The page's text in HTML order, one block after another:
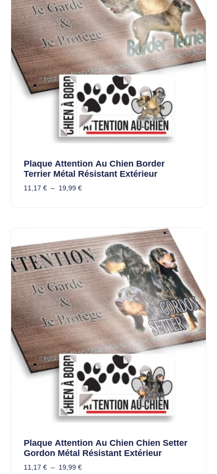
Plaque Attention Au Chien Border
Terrier Métal Résistant Extérieur
11,17 € – 19,99 €
Plaque Attention Au Chien Chien Setter
Gordon Métal Résistant Extérieur
11,17 € – 19,99 €